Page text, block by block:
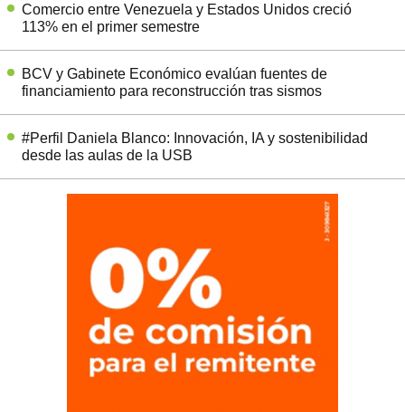
Comercio entre Venezuela y Estados Unidos creció
113% en el primer semestre
BCV y Gabinete Económico evalúan fuentes de
financiamiento para reconstrucción tras sismos
#Perfil Daniela Blanco: Innovación, IA y sostenibilidad
desde las aulas de la USB